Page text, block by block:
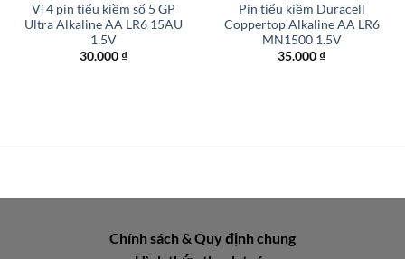
Vỉ 4 pin tiểu kiềm số 5 GP
Ultra Alkaline AA LR6 15AU
1.5V
30.000₫
Pin tiểu kiềm Duracell
Coppertop Alkaline AA LR6
MN1500 1.5V
35.000₫
Chính sách & Quy định chung